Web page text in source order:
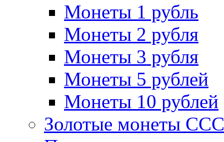
Монеты 1 рубль
Монеты 2 рубля
Монеты 3 рубля
Монеты 5 рублей
Монеты 10 рублей
Золотые монеты